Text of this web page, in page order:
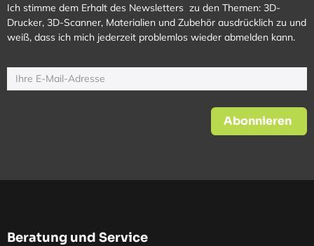
Ich stimme dem Erhalt des Newsletters zu den Themen: 3D-
Drucker, 3D-Scanner, Materialien und Zubehör ausdrücklich zu und
weiß, dass ich mich jederzeit problemlos wieder abmelden kann.
Abonnieren
Beratung und Service